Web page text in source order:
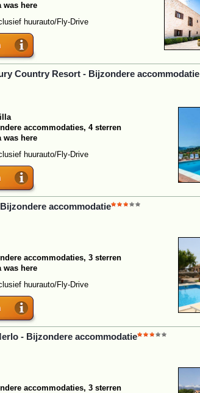
was here
huurauto/Fly-Drive
Country Resort - Bijzondere accommodatie
accommodaties, 4 sterren
was here
huurauto/Fly-Drive
accommodatie
accommodaties, 3 sterren
was here
huurauto/Fly-Drive
- Bijzondere accommodatie
accommodaties, 3 sterren